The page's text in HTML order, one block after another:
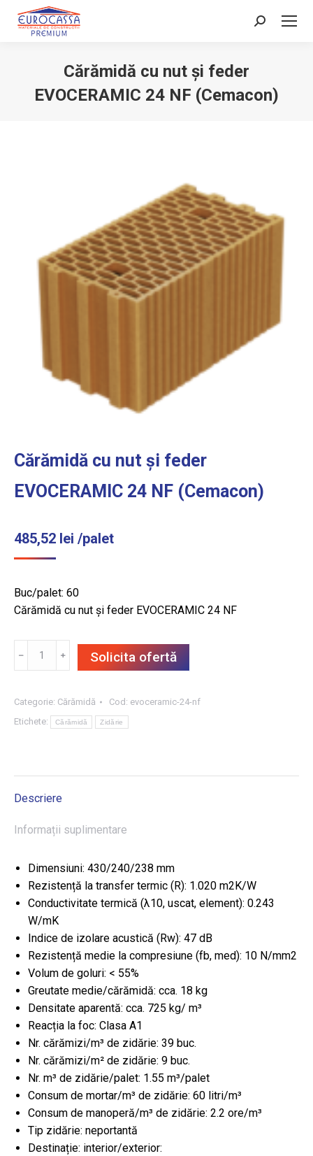
Search:
Cărămidă cu nut și feder
EVOCERAMIC 24 NF (Cemacon)
Cărămidă cu nut și feder
EVOCERAMIC 24 NF (Cemacon)
485,52 lei /palet
Buc/palet: 60
Cărămidă cu nut și feder EVOCERAMIC 24 NF
Cantitate
nut
și
(Cemacon)
﹣ ﹢ Solicita ofertă
Categorie: Cărămidă Cod: evoceramic-24-nf
Etichete:
Cărămidă Zidărie
Descriere
Informații suplimentare
Dimensiuni: 430/240/238 mm
Rezistență la transfer termic (R): 1.020 m2K/W
Conductivitate termică (λ10, uscat, element): 0.243
W/mK
Indice de izolare acustică (Rw): 47 dB
Rezistență medie la compresiune (fb, med): 10 N/mm2
Volum de goluri: < 55%
Greutate medie/cărămidă: cca. 18 kg
Densitate aparentă: cca. 725 kg/ m³
Reacția la foc: Clasa A1
Nr. cărămizi/m³ de zidărie: 39 buc.
Nr. cărămizi/m² de zidărie: 9 buc.
Nr. m³ de zidărie/palet: 1.55 m³/palet
Consum de mortar/m³ de zidărie: 60 litri/m³
Consum de manoperă/m³ de zidărie: 2.2 ore/m³
Tip zidărie: neportantă
Destinație: interior/exterior: